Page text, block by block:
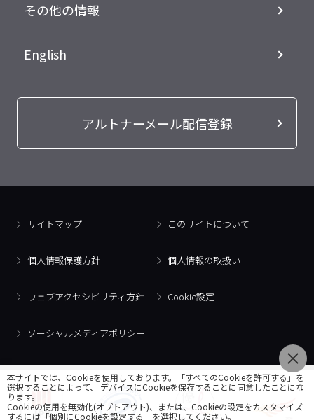
その他の情報
English
アルトナーメール配信登録
サイトマップ このサイトについて
個人情報保護方針 個人情報の取扱い
ウェブアクセシビリティ方針 Cookie設定
ソーシャルメディアポリシー
本サイトでは、Cookieを使用しております。「すべてのCookieを許可する」を
選択することによって、 デバイスにCookieを保存することに同意したことにな
ります。
Cookieの使用を無効化(オプトアウト)、または、Cookieの設定をカスタマイズ
するには「個別にCookieを設定する」を選択してください。